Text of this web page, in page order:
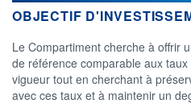
Consulter le prospectus / DIC
CATÉGORIE MORNINGSTAR
Monétaires USD Court
Terme
FONDS PARTENAIRES
OBJECTIF
Le Compartiment cherche à offrir
de référence comparable aux
vigueur tout en cherchant à
avec ces taux et à maintenir un